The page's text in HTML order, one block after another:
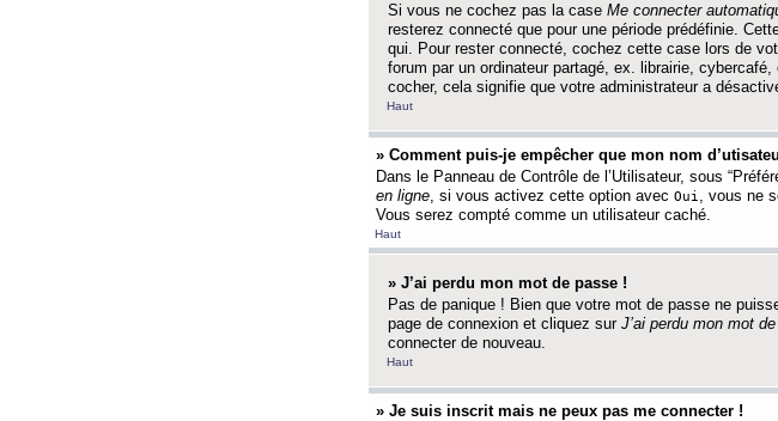
Si vous ne cochez pas la case Me connecter
resterez connecté que pour une période prédéfinie.
qui. Pour rester connecté, cochez cette case lors de
forum par un ordinateur partagé, ex. librairie,
cocher, cela signifie que votre administrateur a
Haut
» Comment puis-je empêcher que mon nom
Dans le Panneau de Contrôle de l’Utilisateur, sous
en ligne, si vous activez cette option avec Oui , vous ne
Vous serez compté comme un utilisateur caché.
Haut
» J’ai perdu mon mot de passe !
Pas de panique ! Bien que votre mot de passe ne
page de connexion et cliquez sur J’ai perdu mon mot
connecter de nouveau.
Haut
» Je suis inscrit mais ne peux pas me connecter !